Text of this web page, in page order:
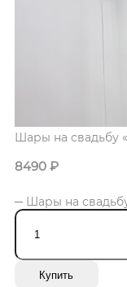
Шары на свадьбу
8490 ₽
Шары на
Купить